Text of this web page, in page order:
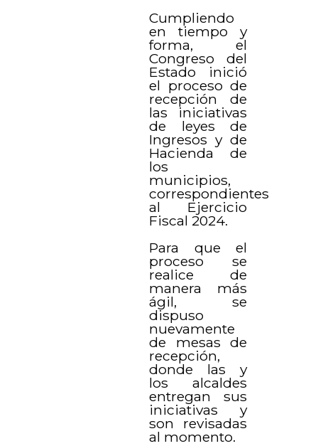
Cumpliendo
en tiempo y
forma, el
Congreso del
Estado inició
el proceso de
recepción de
las iniciativas
de leyes de
Ingresos y de
Hacienda de
los
municipios,
correspondientes
al Ejercicio
Fiscal 2024.
Para que el
proceso se
realice de
manera más
ágil, se
dispuso
nuevamente
de mesas de
recepción,
donde las y
los alcaldes
entregan sus
iniciativas y
son revisadas
al momento.